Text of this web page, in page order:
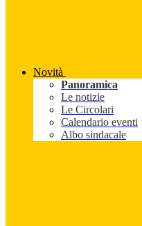
Novità
Panoramica
Le notizie
Le Circolari
Calendario eventi
Albo sindacale